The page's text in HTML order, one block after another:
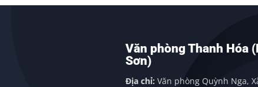
Văn phòng Thanh Hóa (Nghi
Địa chỉ:Văn phòng Quỳnh Nga, Xã Nghi